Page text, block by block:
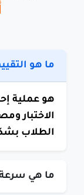
ما هو
هو عملية
الاختبار
الطلاب
ما هي سرعة